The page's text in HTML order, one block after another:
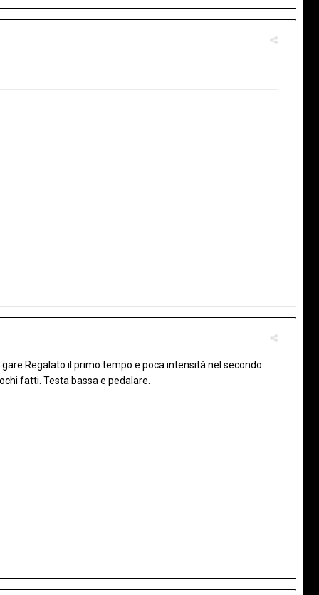
Regalato il primo tempo e poca intensità nel secondo
fatti. Testa bassa e pedalare.